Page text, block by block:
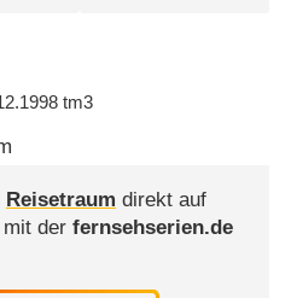
tm3
Reisetraum direkt auf
mit der fernsehserien.de